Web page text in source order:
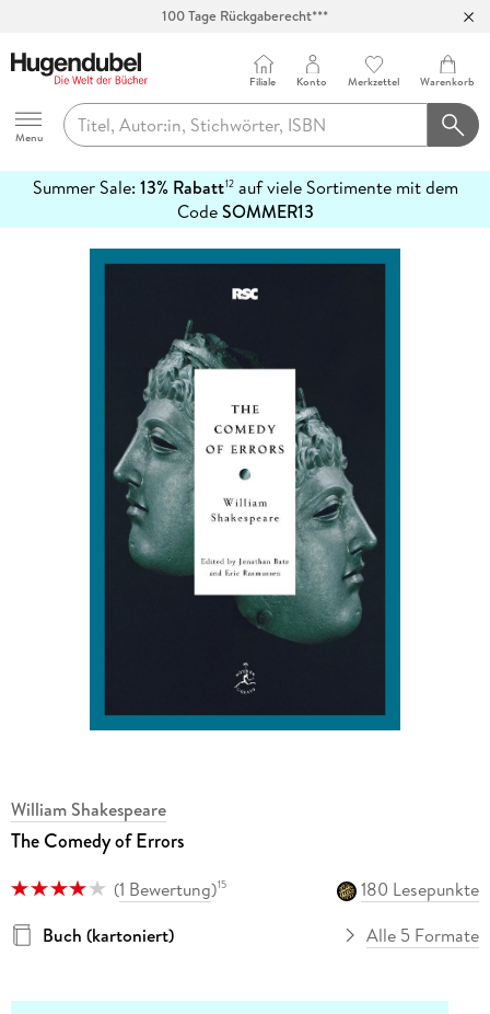
Hugendubel
Menu
Filiale Konto Merkzettel Warenkorb
Summer Sale: 13% Rabatt12auf viele Sortimente mit dem
CodeSOMMER13
erfahren
William Shakespeare
The Comedy of Errors
(1 Bewertung)15
180 Lesepunkte
Buch (kartoniert)
Alle 5 Formate